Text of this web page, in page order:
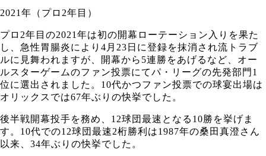
2021年（プロ2年目）
プロ2年目の2021年は初の開幕ローテーション入りを果た
し、急性胃腸炎により4月23日に登録を抹消され流トラブ
ルに見舞われますが、開幕から5連勝をあげるなど、オー
ルスターゲームのファン投票にてパ・リーグの先発部門1
位に選出されました。10代かつファン投票での球宴出場は
オリックスでは67年ぶりの快挙でした。
後半戦開幕投手を務め、12球団最速となる10勝を挙げま
す。10代での12球団最速2桁勝利は1987年の桑田真澄さん
以来、34年ぶりの快挙でした。